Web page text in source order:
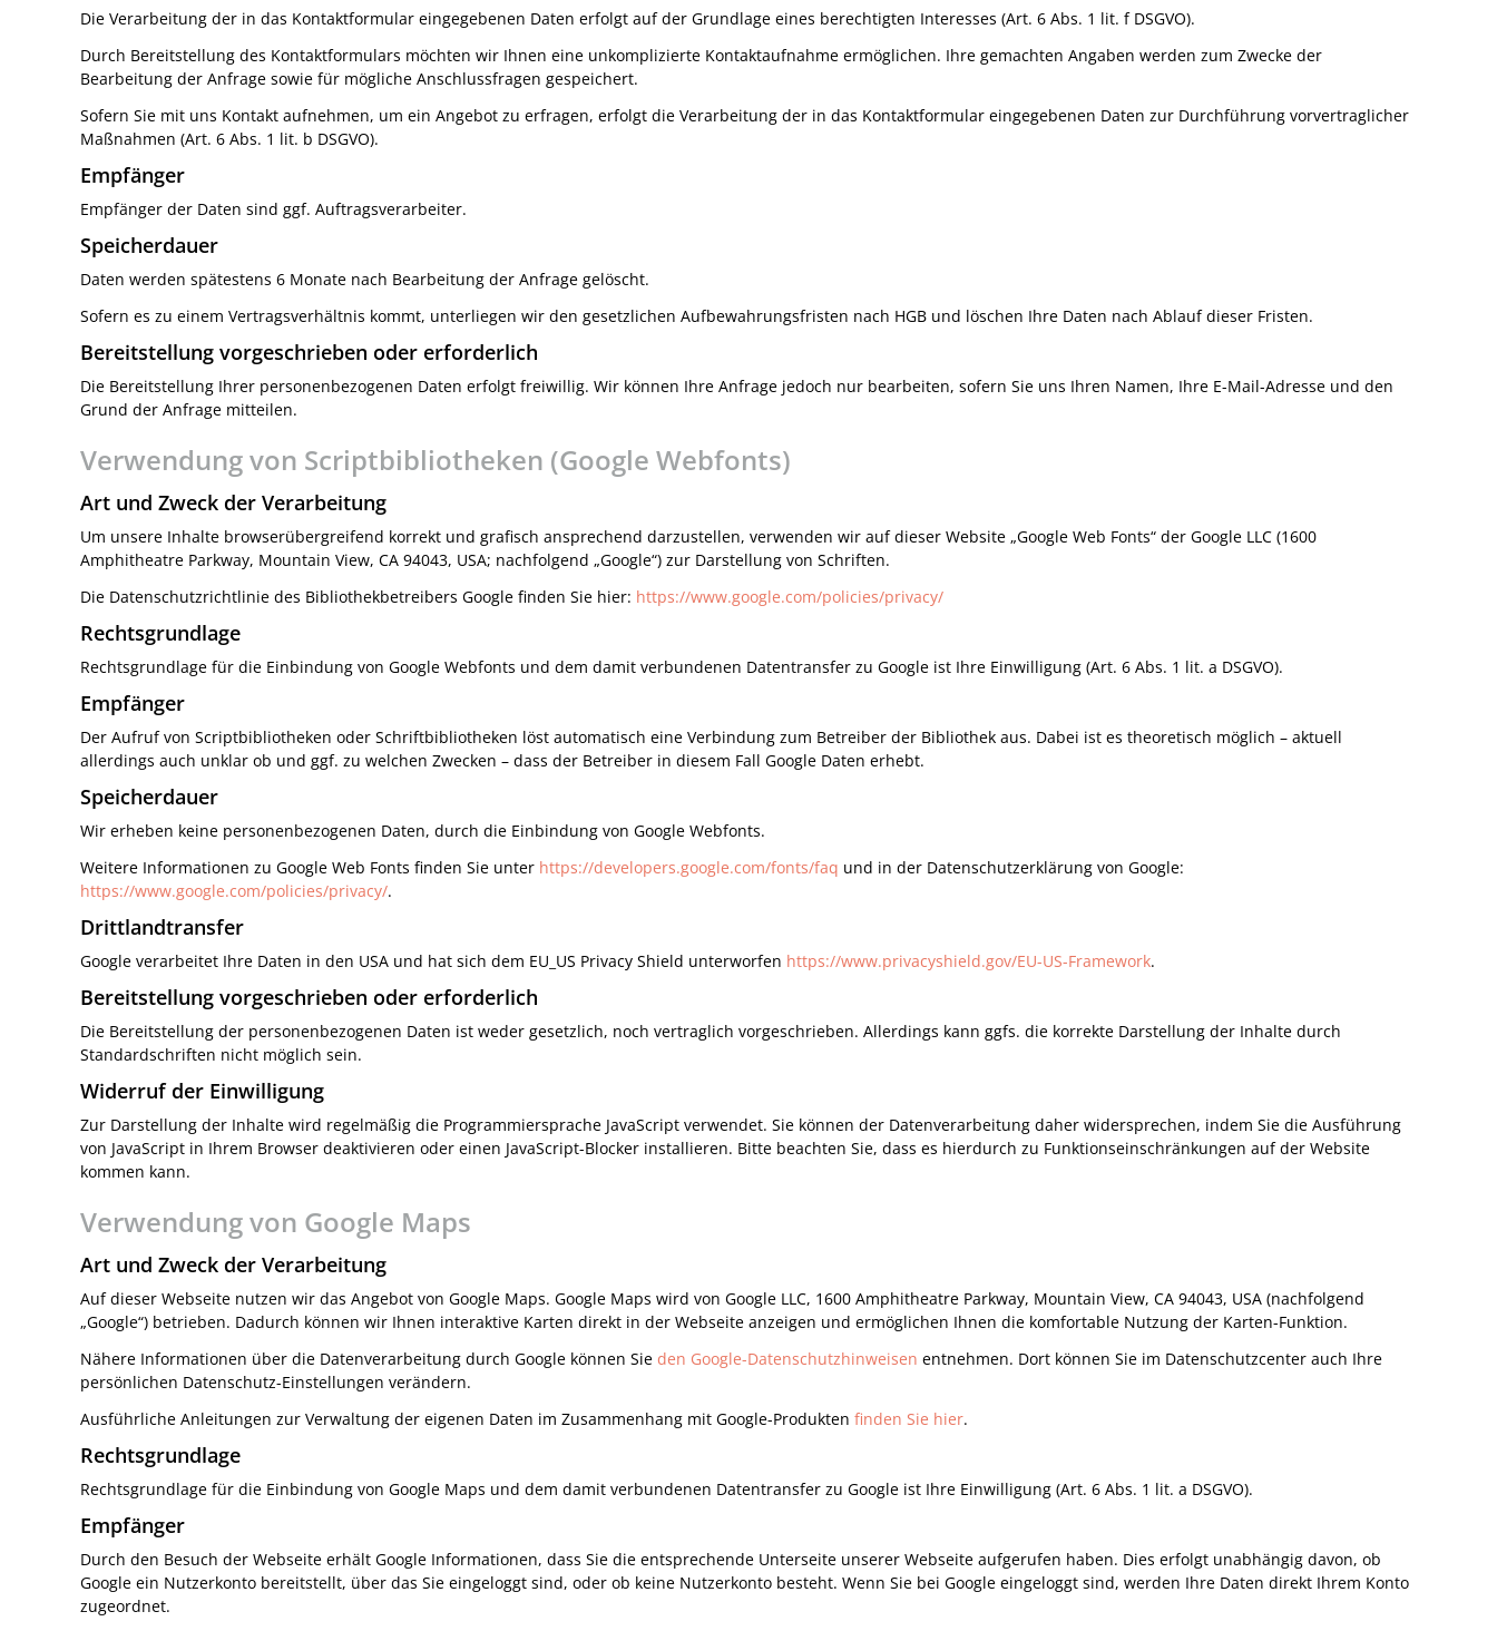
Die Verarbeitung der in das Kontaktformular eingegebenen Daten erfolgt auf der Grundlage eines berechtigten Interesses (Art. 6 Abs. 1 lit. f DSGVO).
Durch Bereitstellung des Kontaktformulars möchten wir Ihnen eine unkomplizierte Kontaktaufnahme ermöglichen. Ihre gemachten Angaben werden zum Zwecke der
Bearbeitung der Anfrage sowie für mögliche Anschlussfragen gespeichert.
Sofern Sie mit uns Kontakt aufnehmen, um ein Angebot zu erfragen, erfolgt die Verarbeitung der in das Kontaktformular eingegebenen Daten zur Durchführung vorvertraglicher
Maßnahmen (Art. 6 Abs. 1 lit. b DSGVO).
Empfänger
Empfänger der Daten sind ggf. Auftragsverarbeiter.
Speicherdauer
Daten werden spätestens 6 Monate nach Bearbeitung der Anfrage gelöscht.
Sofern es zu einem Vertragsverhältnis kommt, unterliegen wir den gesetzlichen Aufbewahrungsfristen nach HGB und löschen Ihre Daten nach Ablauf dieser Fristen.
Bereitstellung vorgeschrieben oder erforderlich
Die Bereitstellung Ihrer personenbezogenen Daten erfolgt freiwillig. Wir können Ihre Anfrage jedoch nur bearbeiten, sofern Sie uns Ihren Namen, Ihre E-Mail-Adresse und den
Grund der Anfrage mitteilen.
Verwendung von Scriptbibliotheken (Google Webfonts)
Art und Zweck der Verarbeitung
Um unsere Inhalte browserübergreifend korrekt und grafisch ansprechend darzustellen, verwenden wir auf dieser Website „Google Web Fonts“ der Google LLC (1600
Amphitheatre Parkway, Mountain View, CA 94043, USA; nachfolgend „Google“) zur Darstellung von Schriften.
Die Datenschutzrichtlinie des Bibliothekbetreibers Google finden Sie hier: https://www.google.com/policies/privacy/
Rechtsgrundlage
Rechtsgrundlage für die Einbindung von Google Webfonts und dem damit verbundenen Datentransfer zu Google ist Ihre Einwilligung (Art. 6 Abs. 1 lit. a DSGVO).
Empfänger
Der Aufruf von Scriptbibliotheken oder Schriftbibliotheken löst automatisch eine Verbindung zum Betreiber der Bibliothek aus. Dabei ist es theoretisch möglich – aktuell
allerdings auch unklar ob und ggf. zu welchen Zwecken – dass der Betreiber in diesem Fall Google Daten erhebt.
Speicherdauer
Wir erheben keine personenbezogenen Daten, durch die Einbindung von Google Webfonts.
Weitere Informationen zu Google Web Fonts finden Sie unter https://developers.google.com/fonts/faq und in der Datenschutzerklärung von Google:
https://www.google.com/policies/privacy/.
Drittlandtransfer
Google verarbeitet Ihre Daten in den USA und hat sich dem EU_US Privacy Shield unterworfen https://www.privacyshield.gov/EU-US-Framework.
Bereitstellung vorgeschrieben oder erforderlich
Die Bereitstellung der personenbezogenen Daten ist weder gesetzlich, noch vertraglich vorgeschrieben. Allerdings kann ggfs. die korrekte Darstellung der Inhalte durch
Standardschriften nicht möglich sein.
Widerruf der Einwilligung
Zur Darstellung der Inhalte wird regelmäßig die Programmiersprache JavaScript verwendet. Sie können der Datenverarbeitung daher widersprechen, indem Sie die Ausführung
von JavaScript in Ihrem Browser deaktivieren oder einen JavaScript-Blocker installieren. Bitte beachten Sie, dass es hierdurch zu Funktionseinschränkungen auf der Website
kommen kann.
Verwendung von Google Maps
Art und Zweck der Verarbeitung
Auf dieser Webseite nutzen wir das Angebot von Google Maps. Google Maps wird von Google LLC, 1600 Amphitheatre Parkway, Mountain View, CA 94043, USA (nachfolgend
„Google“) betrieben. Dadurch können wir Ihnen interaktive Karten direkt in der Webseite anzeigen und ermöglichen Ihnen die komfortable Nutzung der Karten-Funktion.
Nähere Informationen über die Datenverarbeitung durch Google können Sie den Google-Datenschutzhinweisen entnehmen. Dort können Sie im Datenschutzcenter auch Ihre
persönlichen Datenschutz-Einstellungen verändern.
Ausführliche Anleitungen zur Verwaltung der eigenen Daten im Zusammenhang mit Google-Produkten finden Sie hier.
Rechtsgrundlage
Rechtsgrundlage für die Einbindung von Google Maps und dem damit verbundenen Datentransfer zu Google ist Ihre Einwilligung (Art. 6 Abs. 1 lit. a DSGVO).
Empfänger
Durch den Besuch der Webseite erhält Google Informationen, dass Sie die entsprechende Unterseite unserer Webseite aufgerufen haben. Dies erfolgt unabhängig davon, ob
Google ein Nutzerkonto bereitstellt, über das Sie eingeloggt sind, oder ob keine Nutzerkonto besteht. Wenn Sie bei Google eingeloggt sind, werden Ihre Daten direkt Ihrem Konto
zugeordnet.